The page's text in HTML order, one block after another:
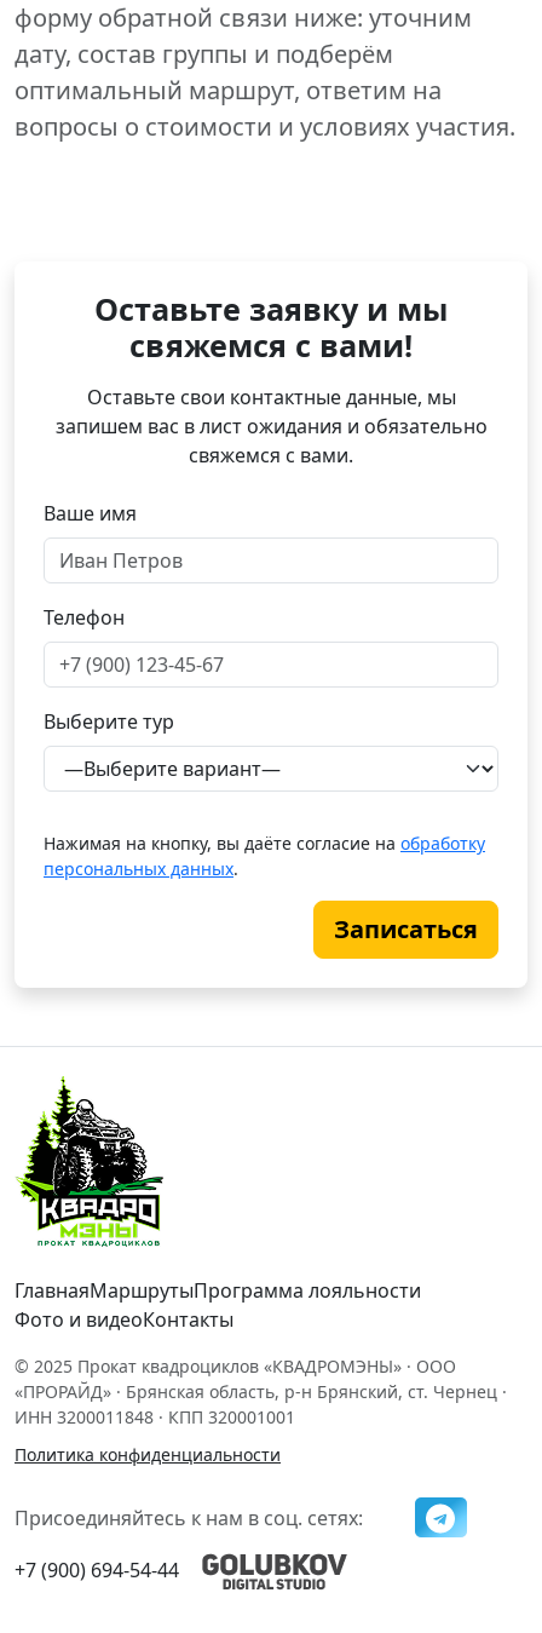
форму обратной связи ниже: уточним
дату, состав группы и подберём
оптимальный маршрут, ответим на
вопросы о стоимости и условиях участия.
Оставьте заявку и мы
свяжемся с вами!
Оставьте свои контактные данные, мы
запишем вас в лист ожидания и обязательно
свяжемся с вами.
Ваше имя
Телефон
Выберите тур
Нажимая на кнопку, вы даёте согласие на обработку
персональных данных.
ГлавнаяМаршрутыПрограмма лояльности
Фото и видеоКонтакты
© 2025 Прокат квадроциклов «КВАДРОМЭНЫ» · ООО
«ПРОРАЙД» · Брянская область, р-н Брянский, ст. Чернец ·
ИНН 3200011848 · КПП 320001001
Политика конфиденциальности
Присоединяйтесь к нам в соц. сетях:
+7 (900) 694-54-44